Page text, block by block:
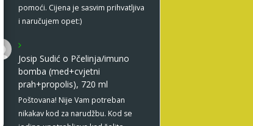
pomoći. Cijena je sasvim prihvatljiva
i naručujem opet:)
Josip Sudić o Pčelinja/imuno
bomba (med+cvjetni
prah+propolis), 720 ml
Poštovana! Nije Vam potreban
nikakav kod za narudžbu. Kod se